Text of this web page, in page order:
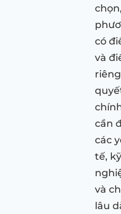
có
và
cần
các
tế,
và
lâu